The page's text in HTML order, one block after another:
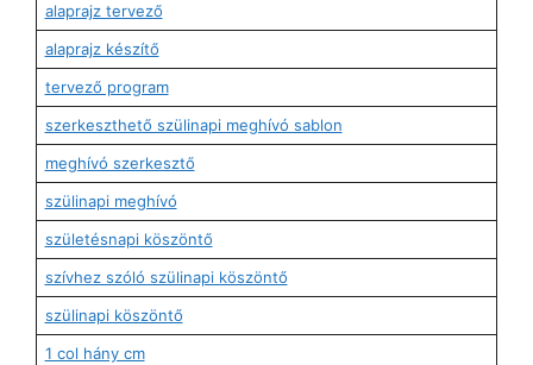
alaprajz tervező
alaprajz készítő
tervező program
szerkeszthető szülinapi meghívó sablon
meghívó szerkesztő
szülinapi meghívó
születésnapi köszöntő
szívhez szóló szülinapi köszöntő
szülinapi köszöntő
1 col hány cm